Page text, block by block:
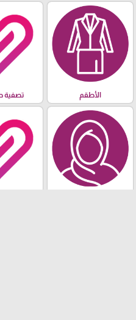
الأطقم تصفية